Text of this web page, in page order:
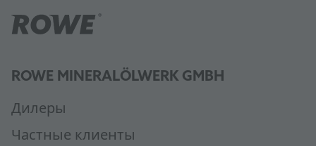
ROWE MINERALÖLWERK GMBH
Дилеры
Частные клиенты